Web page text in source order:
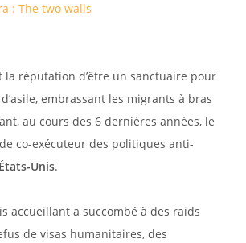
: The two walls
la réputation d’être un sanctuaire pour
embrassant les migrants à bras
au cours des 6 dernières années, le
co-exécuteur des politiques anti-
États-Unis.
accueillant a succombé à des raids
de visas humanitaires, des